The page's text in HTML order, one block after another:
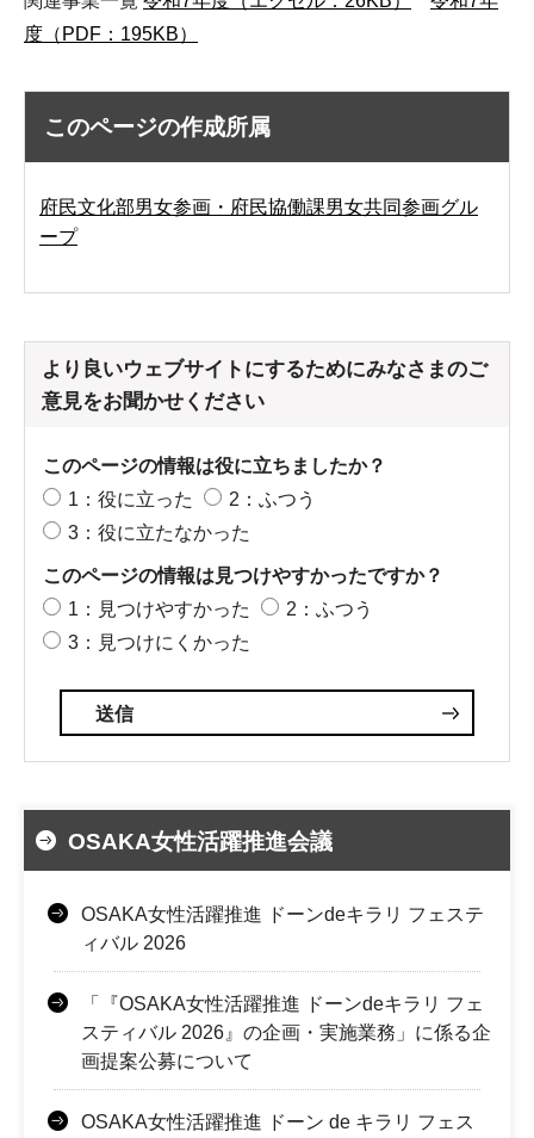
度（PDF：195KB）
このページの作成所属
府民文化部男女参画・府民協働課男女共同参画グル
ープ
より良いウェブサイトにするためにみなさまのご
意見をお聞かせください
このページの情報は役に立ちましたか？
1：役に立った
2：ふつう
3：役に立たなかった
このページの情報は見つけやすかったですか？
1：見つけやすかった
2：ふつう
3：見つけにくかった
OSAKA女性活躍推進会議
OSAKA女性活躍推進 ドーンdeキラリ フェステ
ィバル 2026
「『OSAKA女性活躍推進 ドーンdeキラリ フェ
スティバル 2026』の企画・実施業務」に係る企
画提案公募について
OSAKA女性活躍推進 ドーン de キラリ フェス